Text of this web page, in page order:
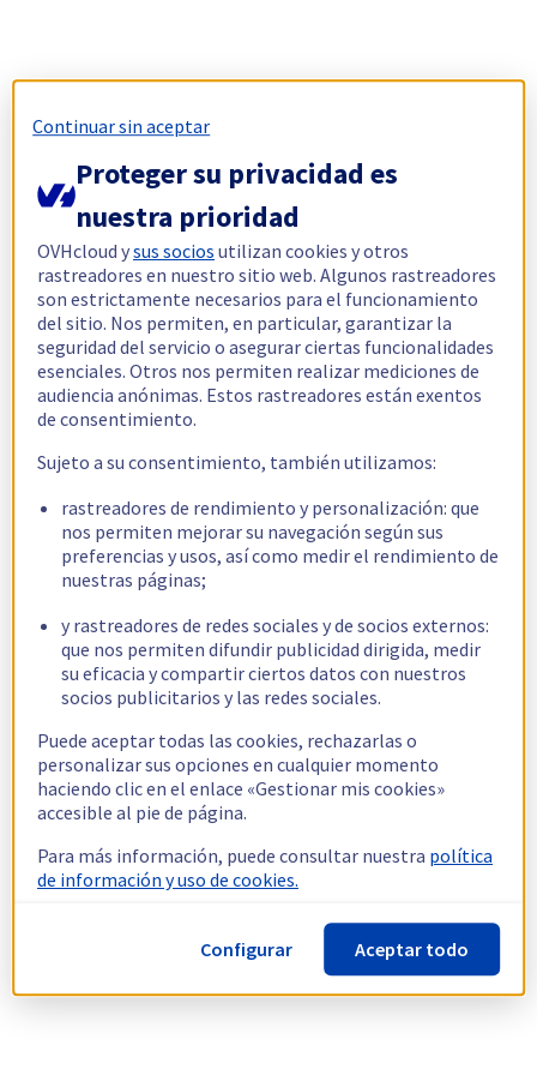
Continuar sin aceptar
Proteger su privacidad es
nuestra prioridad
OVHcloud ysus socios utilizan cookies y otros
rastreadores en nuestro sitio web. Algunos rastreadores
son estrictamente necesarios para el funcionamiento
del sitio. Nos permiten, en particular, garantizar la
seguridad del servicio o asegurar ciertas funcionalidades
esenciales. Otros nos permiten realizar mediciones de
audiencia anónimas. Estos rastreadores están exentos
de consentimiento.
Sujeto a su consentimiento, también utilizamos:
rastreadores de rendimiento y personalización: que
nos permiten mejorar su navegación según sus
preferencias y usos, así como medir el rendimiento de
nuestras páginas;
y rastreadores de redes sociales y de socios externos:
que nos permiten difundir publicidad dirigida, medir
su eficacia y compartir ciertos datos con nuestros
socios publicitarios y las redes sociales.
Puede aceptar todas las cookies, rechazarlas o
personalizar sus opciones en cualquier momento
haciendo clic en el enlace «Gestionar mis cookies»
accesible al pie de página.
Para más información, puede consultar nuestra política
de información y uso de cookies.
Configurar Aceptar todo